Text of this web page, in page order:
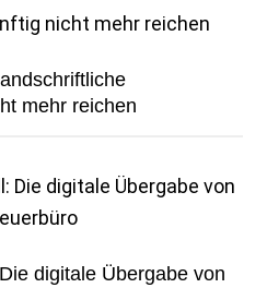
mehr reichen
digitale Übergabe von